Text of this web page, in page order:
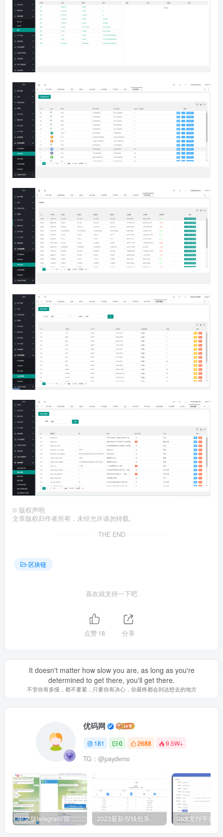
© 版权声明
文章版权归作者所有，未经允许请勿转载。
THE END
区块链
喜欢就支持一下吧
点赞18 分享
It doesn't matter how slow you are, as long as you're
determined to get there, you'll get there.
不管你有多慢，都不要紧，只要你有决心，你最终都会到达想去的地方
优码网
181 0 2688 9.5W+
TG：@paydemo
中文版telegram/假电报/假飞机/假飞机系统/钱包地址自动生成/安卓苹果PC端/假飞机telegram源码 2023最新假钱包系统/获取助记词钱包/IM/TP假钱包